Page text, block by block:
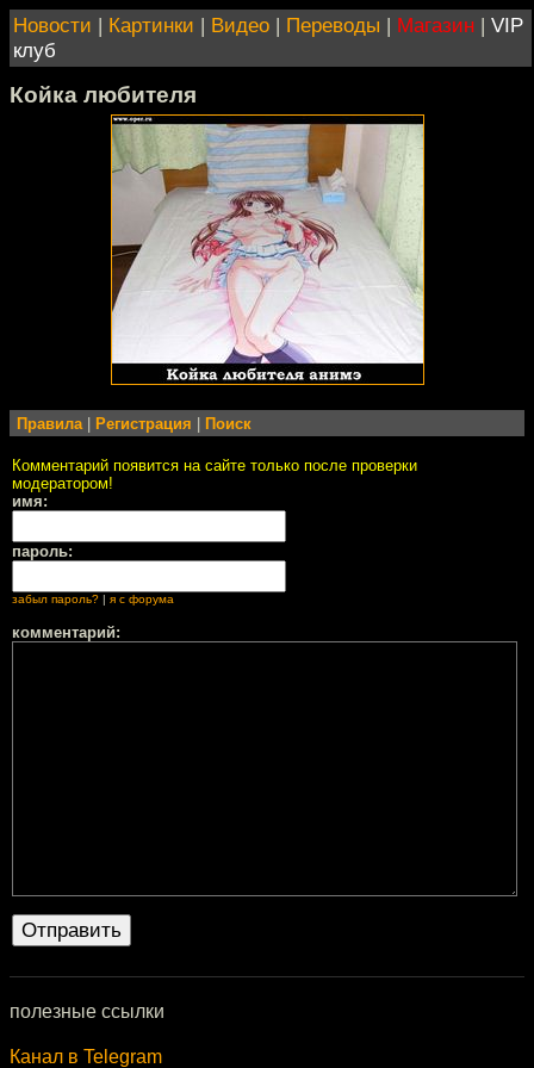
Новости | Картинки | Видео | Переводы | Магазин | VIP
клуб
Койка любителя
Правила Регистрация Поиск
Комментарий появится на сайте только после проверки
модератором!
имя:
пароль:
забыл пароль? | я с форума
комментарий:
полезные ссылки
Канал в Telegram